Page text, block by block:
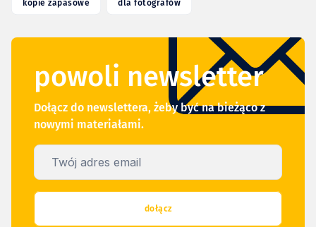
kopie zapasowe dla fotografów
powoli newsletter
Dołącz do newslettera, żeby być na bieżąco z
nowymi materiałami.
Twój adres email
dołącz